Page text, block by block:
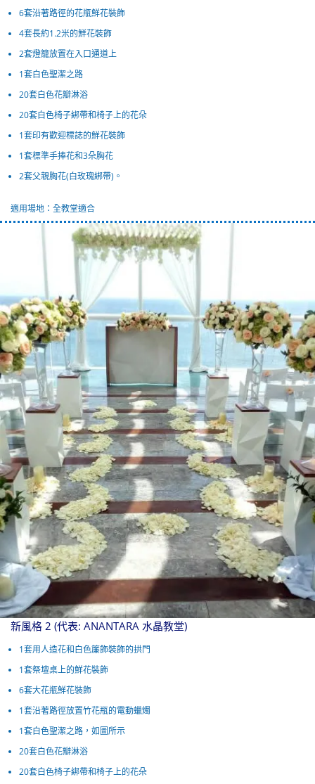
6套沿著路徑的花瓶鮮花裝飾
4套長約1.2米的鮮花裝飾
2套燈籠放置在入口通道上
1套白色聖潔之路
20套白色花瓣淋浴
20套白色椅子綁帶和椅子上的花朵
1套印有歡迎標誌的鮮花裝飾
1套標準手捧花和3朵胸花
2套父親胸花(白玫瑰綁帶)。
適用場地：全教堂適合
新風格 2 (代表: ANANTARA 水晶教堂)
1套用人造花和白色簾飾裝飾的拱門
1套祭壇桌上的鮮花裝飾
6套大花瓶鮮花裝飾
1套沿著路徑放置竹花瓶的電動蠟燭
1套白色聖潔之路，如圖所示
20套白色花瓣淋浴
20套白色椅子綁帶和椅子上的花朵